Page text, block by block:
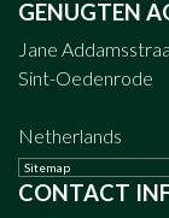
GENUGTEN
Jane
Sint-Oedenrode
Netherlands
CONTACT